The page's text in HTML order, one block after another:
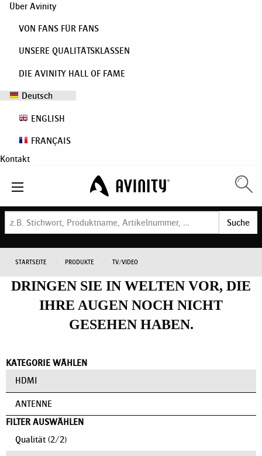
Über Avinity
VON FANS FÜR FANS
UNSERE QUALITÄTSKLASSEN
DIE AVINITY HALL OF FAME
Deutsch
ENGLISH
FRANÇAIS
Kontakt
Suche
STARTSEITE PRODUKTE TV/VIDEO
DRINGEN SIE IN WELTEN VOR, DIE
IHRE AUGEN NOCH NICHT
GESEHEN HABEN.
KATEGORIE WÄHLEN
HDMI
ANTENNE
FILTER AUSWÄHLEN
Qualität (2/2)